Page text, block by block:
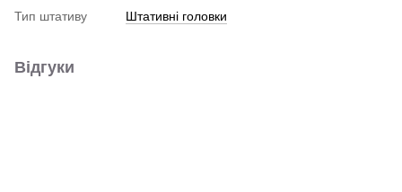
Тип штативу
Штативні головки
Відгуки